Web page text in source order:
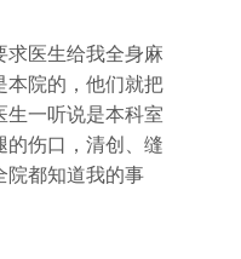
求医生给我全身麻
本院的，他们就把
生一听说是本科室
的伤口，清创、缝
院都知道我的事